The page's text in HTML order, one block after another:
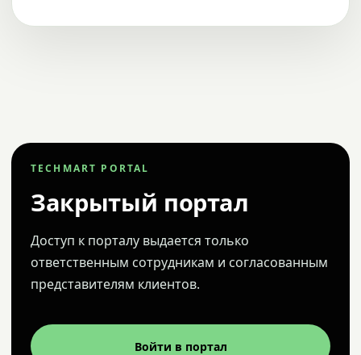
TECHMART PORTAL
Закрытый портал
Доступ к порталу выдается только
ответственным сотрудникам и согласованным
представителям клиентов.
Войти в портал